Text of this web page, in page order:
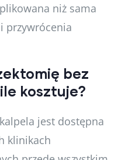
niż sama
przywrócenia
bez
kosztuje?
jest dostępna
klinikach